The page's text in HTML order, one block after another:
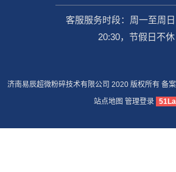
客服服务时段：周一至周
20:30，节假日不休
济南易辰超微粉碎技术有限公司 2020 版权所有 备案
站点地图 管理登录 51La